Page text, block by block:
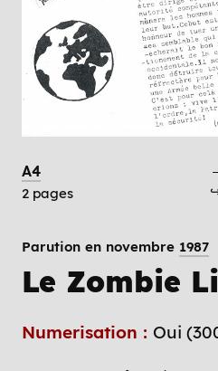
A4
2 pages
Parution en novembre 1987
Le Zombie
Numerisation : Oui